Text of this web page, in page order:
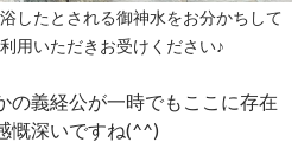
したとされる御神水をお分かちして
用いただきお受けください♪
の義経公が一時でもここに存在
慨深いですね(^^)